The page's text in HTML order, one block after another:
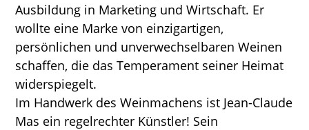
Ausbildung in Marketing und Wirtschaft. Er
wollte eine Marke von einzigartigen,
persönlichen und unverwechselbaren Weinen
schaffen, die das Temperament seiner Heimat
widerspiegelt.
Im Handwerk des Weinmachens ist Jean-Claude
Mas ein regelrechter Künstler! Sein